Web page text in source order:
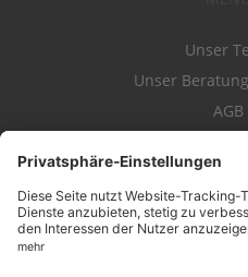
Unser
Unser
AGB